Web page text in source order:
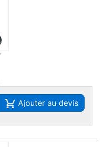
Ajouter au devis